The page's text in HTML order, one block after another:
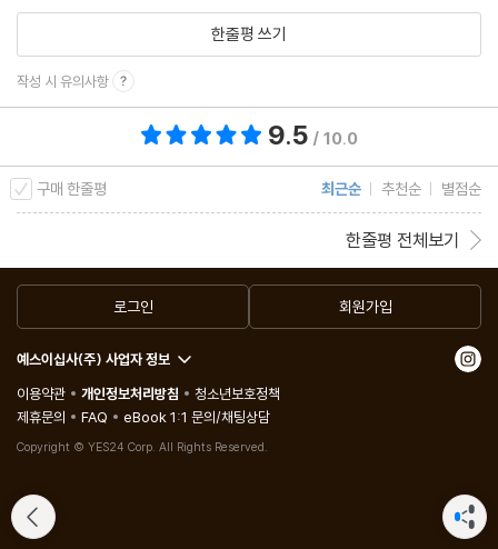
한줄평 쓰기
작성 시 유의사항
9.5 / 10.0
구매 한줄평 최근순 추천순 별점순
한줄평 전체보기
로그인 회원가입
예스이십사(주) 사업자 정보
이용약관
개인정보처리방침
청소년보호정책
제휴문의
FAQ eBook 1:1 문의/채팅상담
Copyright © YES24 Corp. All Rights Reserved.